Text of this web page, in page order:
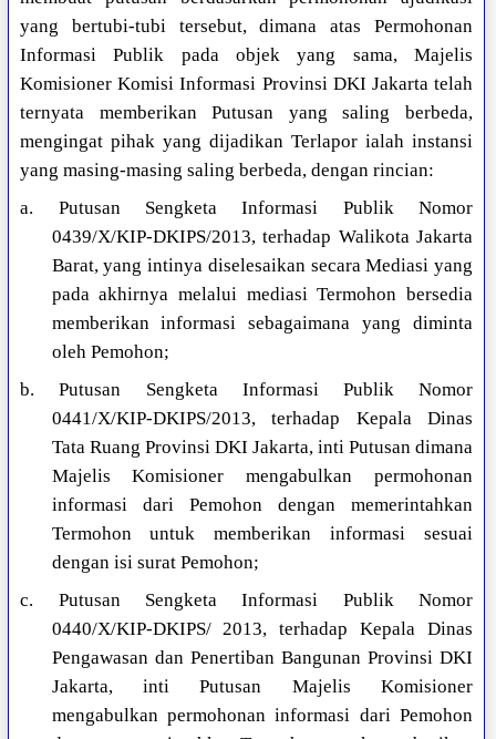
yang bertubi-tubi tersebut, dimana atas Permohonan
Informasi Publik pada objek yang sama, Majelis
Komisioner Komisi Informasi Provinsi DKI Jakarta telah
ternyata memberikan Putusan yang saling berbeda,
mengingat pihak yang dijadikan Terlapor ialah instansi
yang masing-masing saling berbeda, dengan rincian:
a. Putusan Sengketa Informasi Publik Nomor
0439/X/KIP-DKIPS/2013, terhadap Walikota Jakarta
Barat, yang intinya diselesaikan secara Mediasi yang
pada akhirnya melalui mediasi Termohon bersedia
memberikan informasi sebagaimana yang diminta
oleh Pemohon;
b. Putusan Sengketa Informasi Publik Nomor
0441/X/KIP-DKIPS/2013, terhadap Kepala Dinas
Tata Ruang Provinsi DKI Jakarta, inti Putusan dimana
Majelis Komisioner mengabulkan permohonan
informasi dari Pemohon dengan memerintahkan
Termohon untuk memberikan informasi sesuai
dengan isi surat Pemohon;
c. Putusan Sengketa Informasi Publik Nomor
0440/X/KIP-DKIPS/ 2013, terhadap Kepala Dinas
Pengawasan dan Penertiban Bangunan Provinsi DKI
Jakarta, inti Putusan Majelis Komisioner
mengabulkan permohonan informasi dari Pemohon